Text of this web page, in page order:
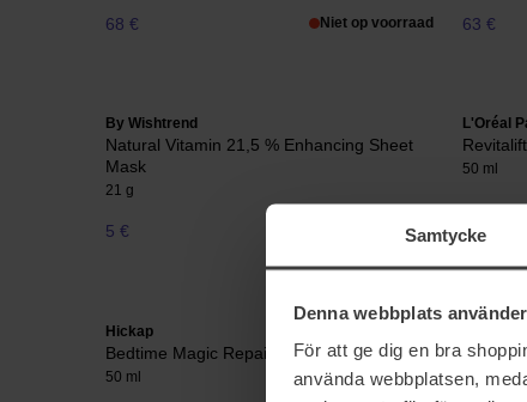
Samtycke
Denna webbplats
För att ge dig en bra
använda webbplatsen,
68 € Niet op voorraad 63 €
By Wishtrend
Natural Vitamin 21,5 % Enhancing Sheet
Mask
21 g
5 €
L'Oréal
50 ml
12 €
Hickap
Bedtime Magic Repairing Night Cream
50 ml 30 ml